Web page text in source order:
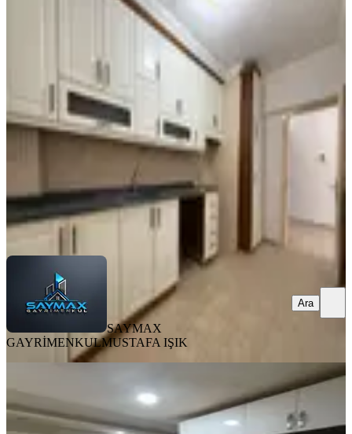
Reşatbey Mah-atatürk Parkına
Yakın-ismet İnönü Okulu Karşısı-2+1
Kiralık Daire
Seyhan, Reşatbey Mahallesi
2+1·100 m²
20.000 ₺
SAYMAX GAYRİMENKULMUSTAFA IŞIK
SAYMAX
GAYRİMENKULMUSTAFA IŞIK
Ara
Seyhan Baraj Yolu 1+1 Eşyalı Kiralık